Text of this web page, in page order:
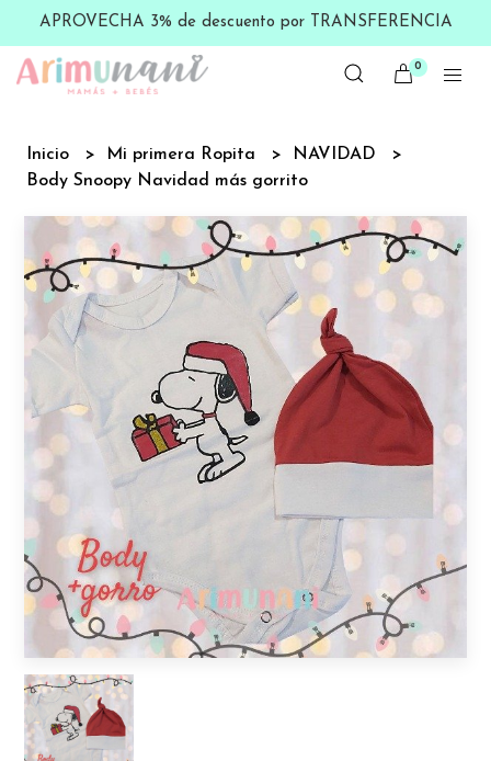
APROVECHA 3% de descuento por TRANSFERENCIA
0
Inicio Mi primera Ropita
NAVIDAD
Body Snoopy Navidad más gorrito